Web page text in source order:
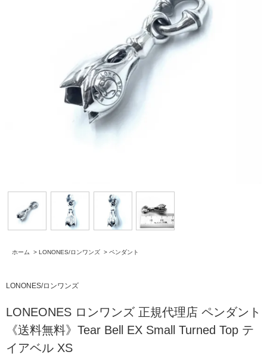
ホーム > LONONES/ロンワンズ > ペンダント
LONONES/ロンワンズ
LONEONES ロンワンズ 正規代理店 ペンダント
《送料無料》Tear Bell EX Small Turned Top テ
イアベル XS